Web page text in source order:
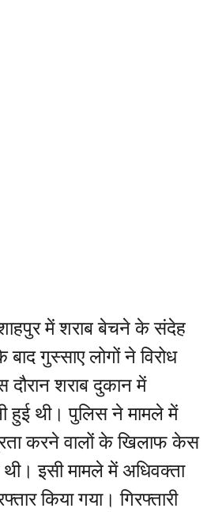
में शराब बेचने के संदेह
गुस्साए लोगों ने विरोध
दौरान शराब दुकान में
थी। पुलिस ने मामले में
करने वालों के खिलाफ केस
इसी मामले में अधिवक्ता
किया गया। गिरफ्तारी